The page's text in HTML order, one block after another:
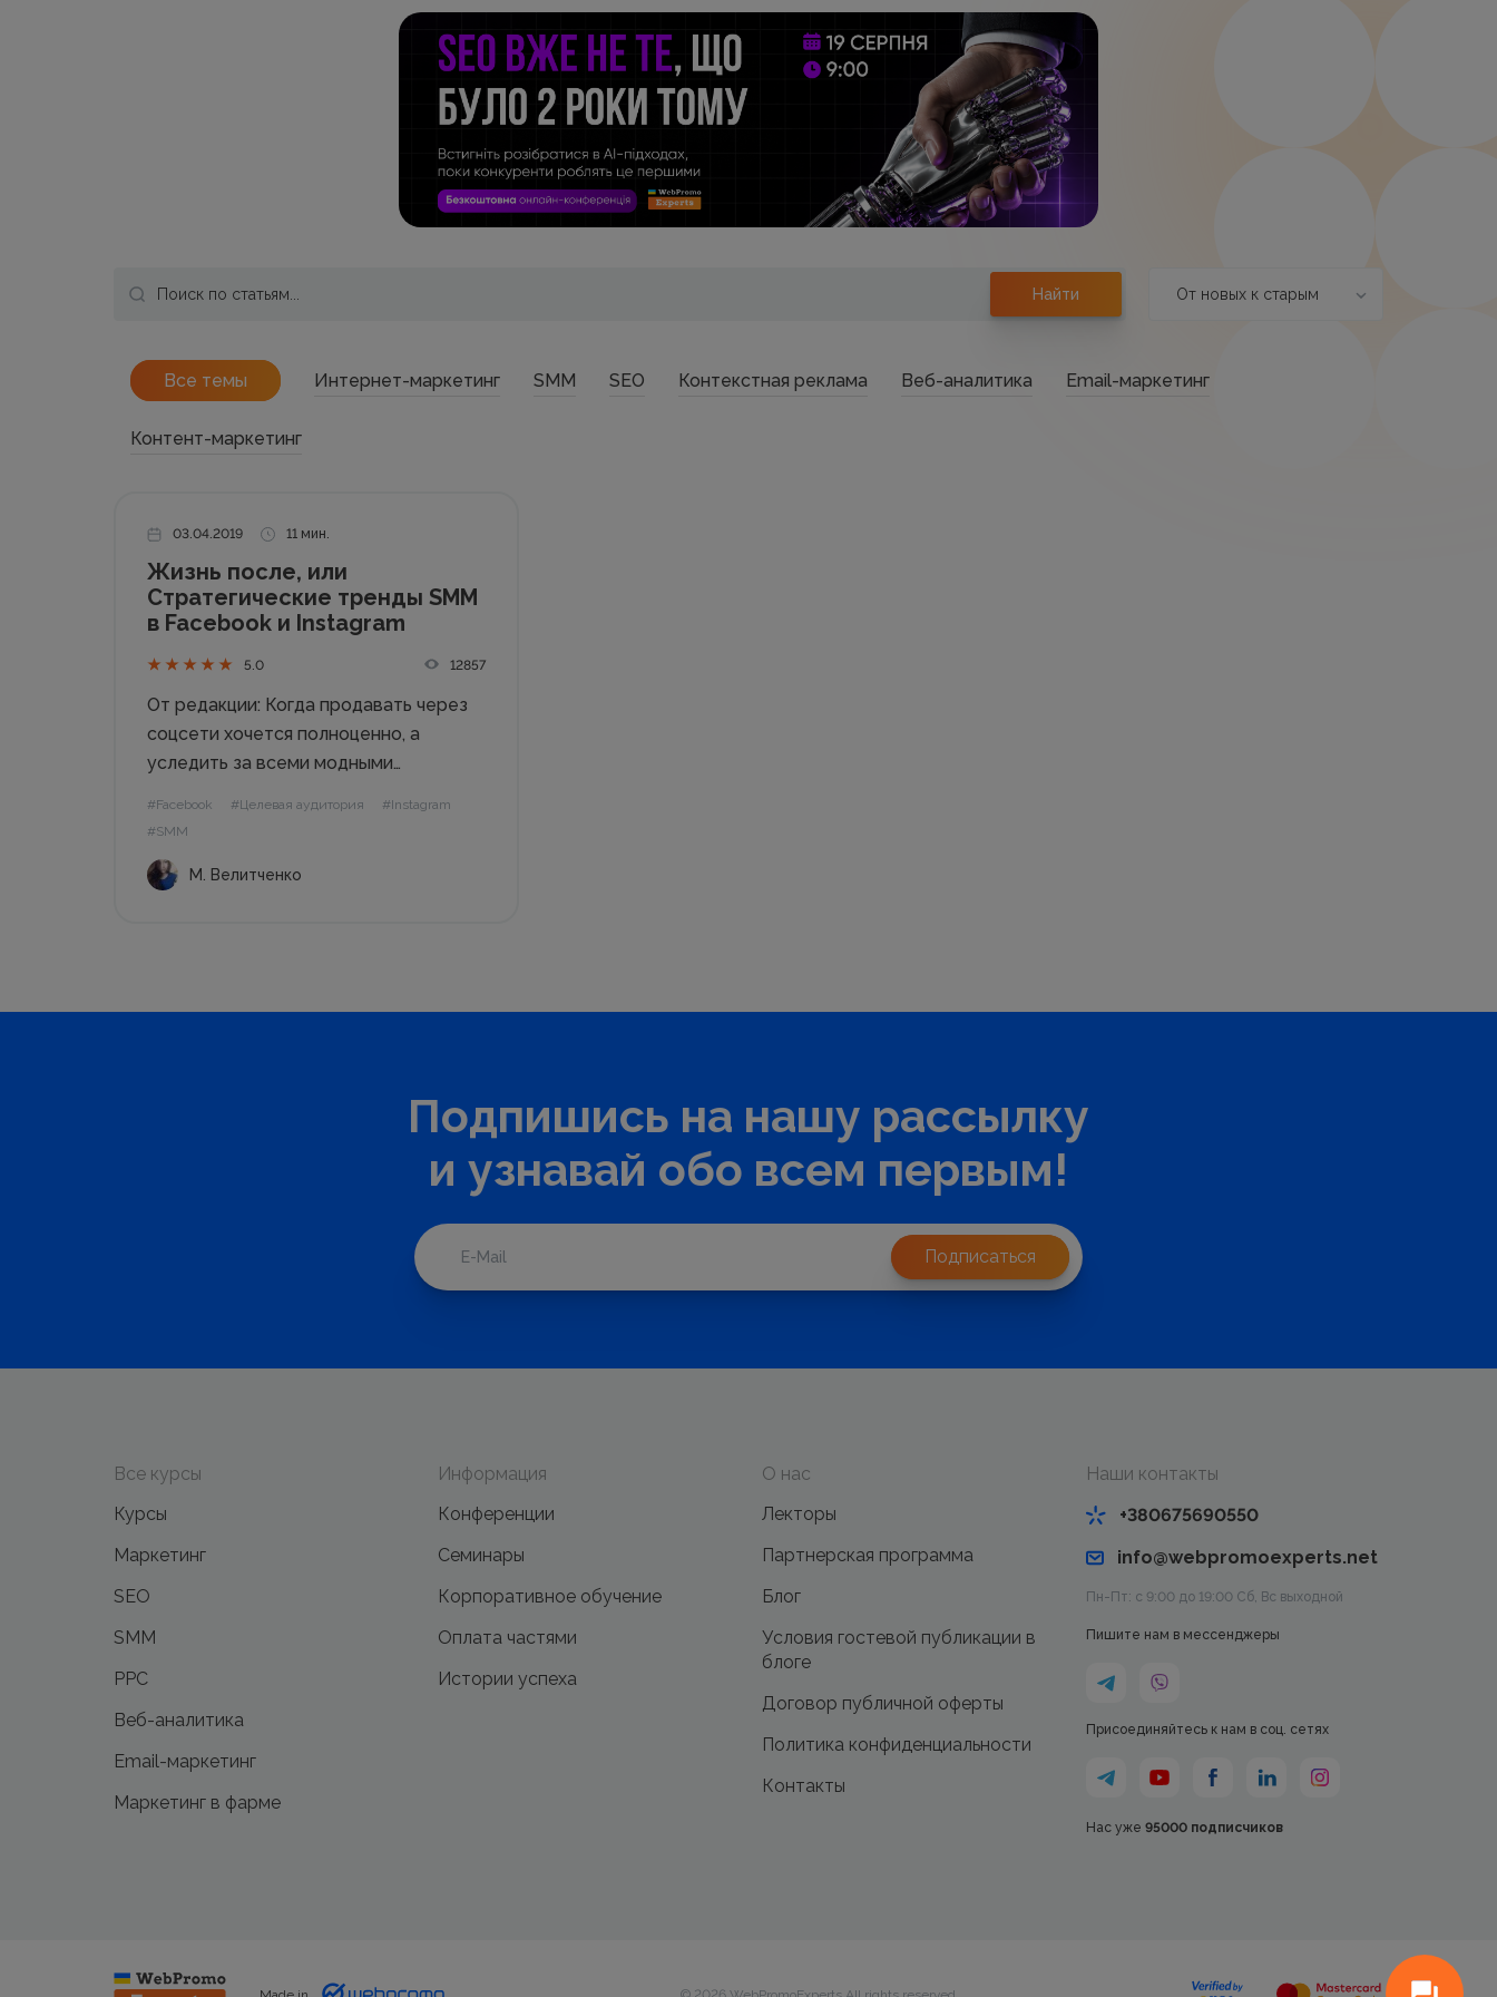
Найти От новых к старым
Все темы Интернет-маркетинг SMM SEO Контекстная реклама Веб-аналитика Email-маркетинг
Контент-маркетинг
03.04.2019 11 мин.
Жизнь после, или
Стратегические тренды SMM
в Facebook и Instagram
5.0 12857
От редакции: Когда продавать через
соцсети хочется полноценно, а
уследить за всеми модными
векторы развития отрасли. Такими
#Facebook #Целевая аудитория
#Instagram
#SMM
М. Велитченко
Подпишись на нашу рассылку
и узнавай обо всем первым!
Подписаться
Все курсы
Курсы
Маркетинг
SEO
SMM
PPC
Веб-аналитика
Email-маркетинг
Маркетинг в фарме
Информация
Конференции
Семинары
Корпоративное обучение
Оплата частями
Истории успеха
О нас
Лекторы
Партнерская программа
Блог
Условия гостевой публикации в
блоге
Договор публичной оферты
Политика конфиденциальности
Контакты
Наши контакты
+380675690550
info@webpromoexperts.net
Пн-Пт: с 9:00 до 19:00 Cб, Вс выходной
Пишите нам в мессенджеры
Присоединяйтесь к нам в соц. сетях
Нас уже 95000 подписчиков